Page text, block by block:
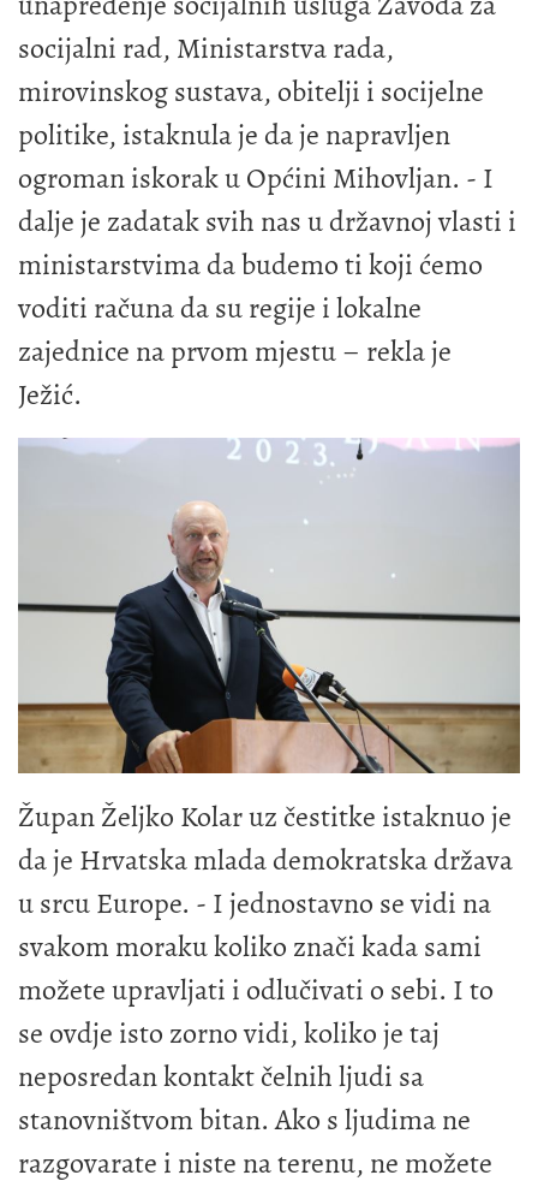
socijalni rad, Ministarstva rada,
mirovinskog sustava, obitelji i socijelne
politike, istaknula je da je napravljen
ogroman iskorak u Općini Mihovljan. - I
dalje je zadatak svih nas u državnoj vlasti i
ministarstvima da budemo ti koji ćemo
voditi računa da su regije i lokalne
zajednice na prvom mjestu – rekla je
Ježić.
Župan Željko Kolar uz čestitke istaknuo je
da je Hrvatska mlada demokratska država
u srcu Europe. - I jednostavno se vidi na
svakom moraku koliko znači kada sami
možete upravljati i odlučivati o sebi. I to
se ovdje isto zorno vidi, koliko je taj
neposredan kontakt čelnih ljudi sa
stanovništvom bitan. Ako s ljudima ne
razgovarate i niste na terenu, ne možete